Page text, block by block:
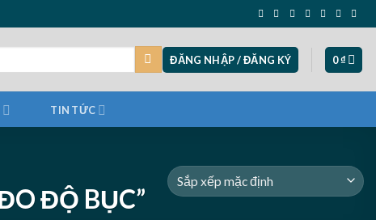
ĐĂNG NHẬP / ĐĂNG KÝ 0₫
TIN TỨC
ĐỘ BỤC”